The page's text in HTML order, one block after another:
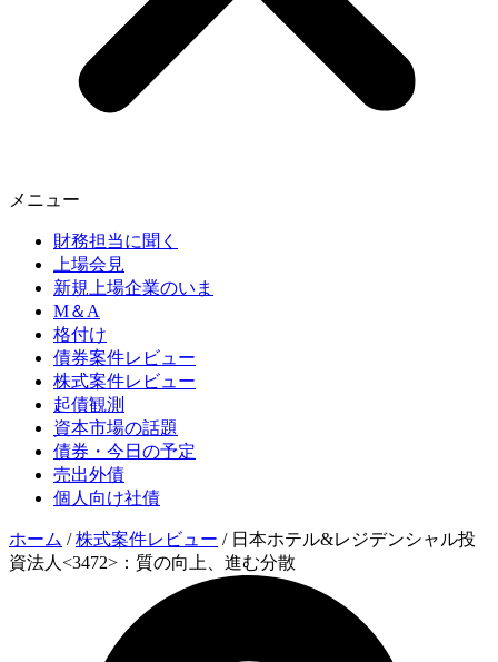
メニュー
財務担当に聞く
上場会見
新規上場企業のいま
M＆A
格付け
債券案件レビュー
株式案件レビュー
起債観測
資本市場の話題
債券・今日の予定
売出外債
個人向け社債
ホーム /株式案件レビュー / 日本ホテル&レジデンシャル投
資法人<3472>：質の向上、進む分散